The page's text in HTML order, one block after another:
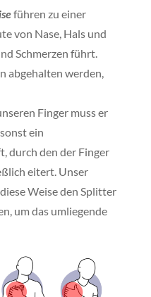
führen zu einer
von Nase, Hals und
Schmerzen führt.
abgehalten werden,
Finger muss er
ein
durch den der Finger
eitert. Unser
Weise den Splitter
um das umliegende